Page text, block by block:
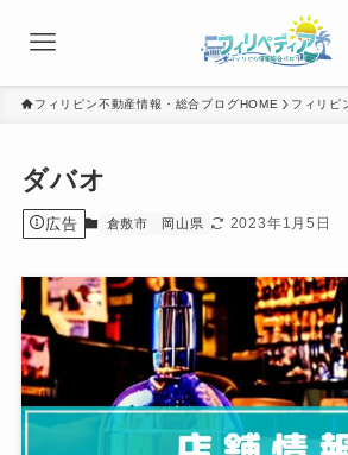
フィリピン不動産情報・総合ブログHOME フィリピ
ダバオ
広告 倉敷市 岡山県 2023年1月5日